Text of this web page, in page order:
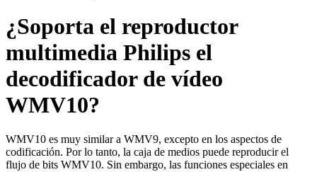
¿Soporta el reproductor
multimedia Philips el
decodificador de vídeo
WMV10?
WMV10 es muy similar a WMV9, excepto en los aspectos de
codificación. Por lo tanto, la caja de medios puede reproducir el
flujo de bits WMV10. Sin embargo, las funciones especiales en